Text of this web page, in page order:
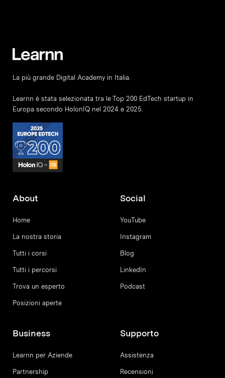
La più grande Digital Academy in Italia.
Learnn è stata selezionata tra le Top 200 EdTech startup in
Europa secondo HolonIQ nel 2024 e 2025.
About
Home
La nostra storia
Tutti i corsi
Tutti i percorsi
Trova un esperto
Posizioni aperte
Social
YouTube
Instagram
Blog
LinkedIn
Podcast
Business
Learnn per Aziende
Partnership
Supporto
Assistenza
Recensioni